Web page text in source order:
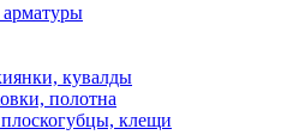
кувалды
полотна
клещи